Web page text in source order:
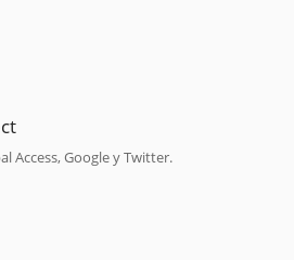
Access, Google y Twitter.